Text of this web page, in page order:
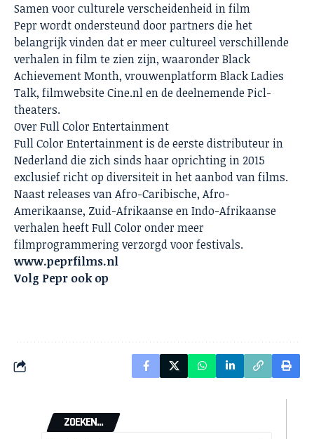
Samen voor culturele verscheidenheid in film
Pepr wordt ondersteund door partners die het
belangrijk vinden dat er meer cultureel verschillende
verhalen in film te zien zijn, waaronder Black
Achievement Month, vrouwenplatform Black Ladies
Talk, filmwebsite Cine.nl en de deelnemende Picl-
theaters.
Over Full Color Entertainment
Full Color Entertainment is de eerste distributeur in
Nederland die zich sinds haar oprichting in 2015
exclusief richt op diversiteit in het aanbod van films.
Naast releases van Afro-Caribische, Afro-
Amerikaanse, Zuid-Afrikaanse en Indo-Afrikaanse
verhalen heeft Full Color onder meer
filmprogrammering verzorgd voor festivals.
www.peprfilms.nl
Volg Pepr ook op
ZOEKEN...